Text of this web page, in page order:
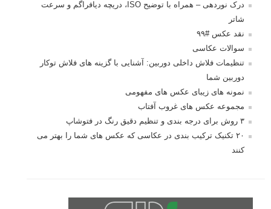
درک نوردهی – همراه با توضیح ISO، دریچه دیافراگم و سرعت
شاتر
نقد عکس #۹۹
سوالات عکاسی
تنظیمات فلاش داخلی دوربین: آشنایی با گزینه های فلاش توکار
دوربین شما
نمونه های زیبای عکس های مفهومی
مجموعه عکس های غروب آفتاب
۳ روش برای درجه بندی و تنظیم دقیق رنگ در فتوشاپ
۲۰ تکنیک ترکیب بندی در عکاسی که عکس های شما را بهتر می
کنند